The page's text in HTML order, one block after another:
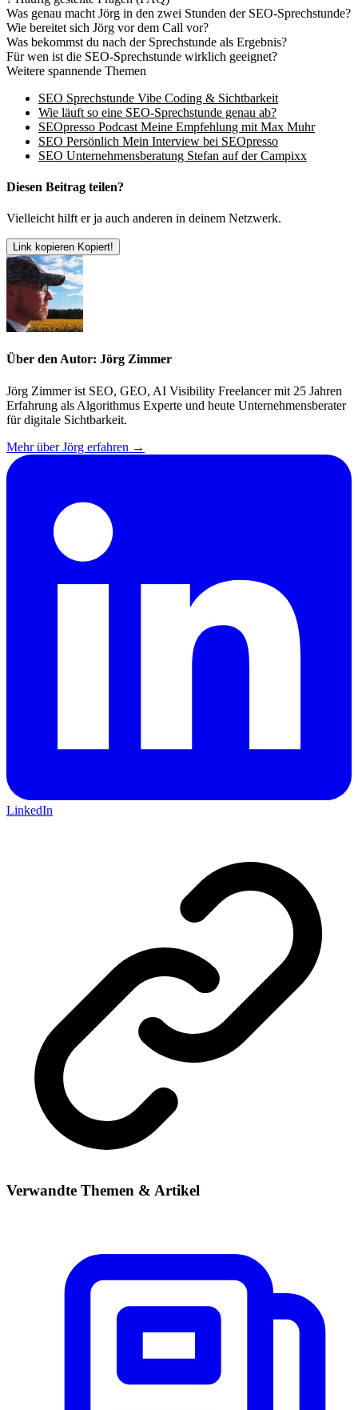
Was genau macht Jörg in den zwei Stunden der SEO-Sprechstunde?
Wie bereitet sich Jörg vor dem Call vor?
Was bekommst du nach der Sprechstunde als Ergebnis?
Für wen ist die SEO-Sprechstunde wirklich geeignet?
Weitere spannende Themen
SEO Sprechstunde Vibe Coding & Sichtbarkeit
Wie läuft so eine SEO-Sprechstunde genau ab?
SEOpresso Podcast Meine Empfehlung mit Max Muhr
SEO Persönlich Mein Interview bei SEOpresso
SEO Unternehmensberatung Stefan auf der Campixx
Diesen Beitrag teilen?
Vielleicht hilft er ja auch anderen in deinem Netzwerk.
Link kopieren Kopiert!
Über den Autor: Jörg Zimmer
Jörg Zimmer ist SEO, GEO, AI Visibility Freelancer mit 25 Jahren
Erfahrung als Algorithmus Experte und heute Unternehmensberater
für digitale Sichtbarkeit.
Mehr über Jörg erfahren →
LinkedIn
Verwandte Themen & Artikel